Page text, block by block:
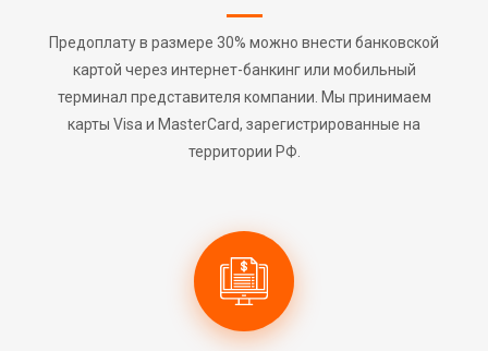
Предоплату в размере 30% можно внести банковской
картой через интернет-банкинг или мобильный
терминал представителя компании. Мы принимаем
карты Visa и MasterCard, зарегистрированные на
территории РФ.